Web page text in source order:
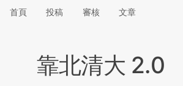
首頁 投稿 審核 文章
靠北清大 2.0